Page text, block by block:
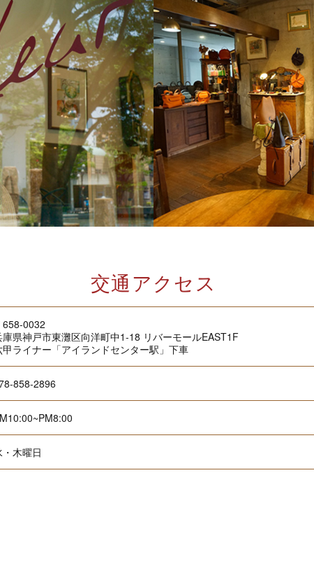
交通アクセス
658-0032
庫県神戸市東灘区向洋町中1-18 リバーモールEAST1F
甲ライナー「アイランドセンター駅」下車
858-2896
・木曜日